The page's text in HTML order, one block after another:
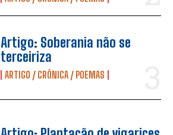
Artigo: Soberania não se
terceiriza
ARTIGO / CRÔNICA / POEMAS